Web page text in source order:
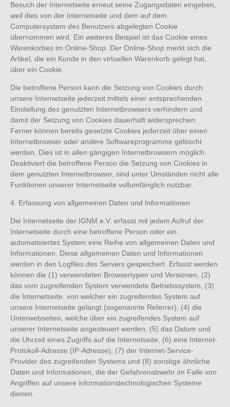
Besuch der Internetseite erneut seine Zugangsdaten eingeben,
weil dies von der Internetseite und dem auf dem
Computersystem des Benutzers abgelegten Cookie
übernommen wird. Ein weiteres Beispiel ist das Cookie eines
Warenkorbes im Online-Shop. Der Online-Shop merkt sich die
Artikel, die ein Kunde in den virtuellen Warenkorb gelegt hat,
über ein Cookie.
Die betroffene Person kann die Setzung von Cookies durch
unsere Internetseite jederzeit mittels einer entsprechenden
Einstellung des genutzten Internetbrowsers verhindern und
damit der Setzung von Cookies dauerhaft widersprechen.
Ferner können bereits gesetzte Cookies jederzeit über einen
Internetbrowser oder andere Softwareprogramme gelöscht
werden. Dies ist in allen gängigen Internetbrowsern möglich.
Deaktiviert die betroffene Person die Setzung von Cookies in
dem genutzten Internetbrowser, sind unter Umständen nicht alle
Funktionen unserer Internetseite vollumfänglich nutzbar.
4. Erfassung von allgemeinen Daten und Informationen
Die Internetseite der IGNM e.V. erfasst mit jedem Aufruf der
Internetseite durch eine betroffene Person oder ein
automatisiertes System eine Reihe von allgemeinen Daten und
Informationen. Diese allgemeinen Daten und Informationen
werden in den Logfiles des Servers gespeichert. Erfasst werden
können die (1) verwendeten Browsertypen und Versionen, (2)
das vom zugreifenden System verwendete Betriebssystem, (3)
die Internetseite, von welcher ein zugreifendes System auf
unsere Internetseite gelangt (sogenannte Referrer), (4) die
Unterwebseiten, welche über ein zugreifendes System auf
unserer Internetseite angesteuert werden, (5) das Datum und
die Uhrzeit eines Zugriffs auf die Internetseite, (6) eine Internet-
Protokoll-Adresse (IP-Adresse), (7) der Internet-Service-
Provider des zugreifenden Systems und (8) sonstige ähnliche
Daten und Informationen, die der Gefahrenabwehr im Falle von
Angriffen auf unsere informationstechnologischen Systeme
dienen.